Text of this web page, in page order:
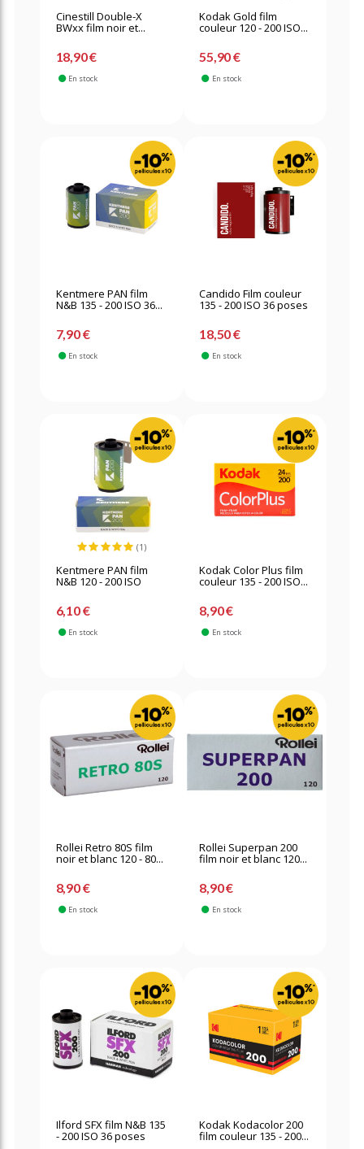
Cinestill Double-X
BWxx film noir et...
18,90 €
En stock
Kodak Gold film
couleur 120 - 200 ISO...
55,90 €
En stock
Kentmere PAN film
N&B 135 - 200 ISO 36...
7,90 €
En stock
Candido Film couleur
135 - 200 ISO 36 poses
18,50 €
En stock
(1)
Kentmere PAN film
N&B 120 - 200 ISO
6,10 €
En stock
Kodak Color Plus film
couleur 135 - 200 ISO...
8,90 €
En stock
Rollei Retro 80S film
noir et blanc 120 - 80...
8,90 €
En stock
Rollei Superpan 200
film noir et blanc 120...
8,90 €
En stock
Ilford SFX film N&B 135
- 200 ISO 36 poses
Kodak Kodacolor 200
film couleur 135 - 200...